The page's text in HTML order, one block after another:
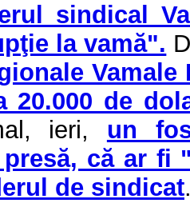
sindical
la vamă".
20.000 de
ieri, un
că ar fi
de sindicat